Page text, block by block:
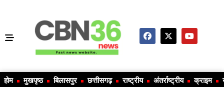
होम मुखपृष्ठ बिलासपुर छत्तीसगढ़ राष्ट्रीय अंतर्राष्ट्रीय क्राइम